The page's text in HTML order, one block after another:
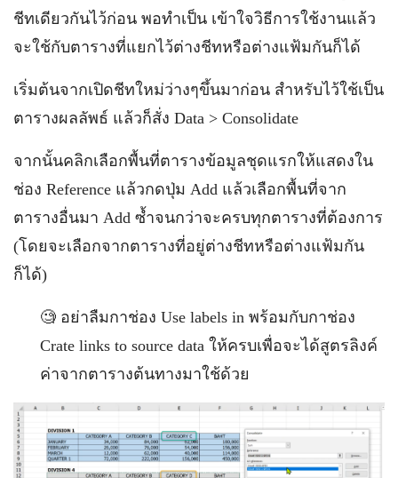
ชีทเดียวกันไว้ก่อน พอทำเป็น เข้าใจวิธีการใช้งานแล้ว
จะใช้กับตารางที่แยกไว้ต่างชีทหรือต่างแฟ้มกันก็ได้
เริ่มต้นจากเปิดชีทใหม่ว่างๆขึ้นมาก่อน สำหรับไว้ใช้เป็น
ตารางผลลัพธ์ แล้วก็สั่ง Data > Consolidate
จากนั้นคลิกเลือกพื้นที่ตารางข้อมูลชุดแรกให้แสดงใน
ช่อง Reference แล้วกดปุ่ม Add แล้วเลือกพื้นที่จาก
ตารางอื่นมา Add ซ้ำจนกว่าจะครบทุกตารางที่ต้องการ
(โดยจะเลือกจากตารางที่อยู่ต่างชีทหรือต่างแฟ้มกัน
ก็ได้)
🧐 อย่าลืมกาช่อง Use labels in พร้อมกับกาช่อง
Crate links to source data ให้ครบเพื่อจะได้สูตรลิงค์
ค่าจากตารางต้นทางมาใช้ด้วย